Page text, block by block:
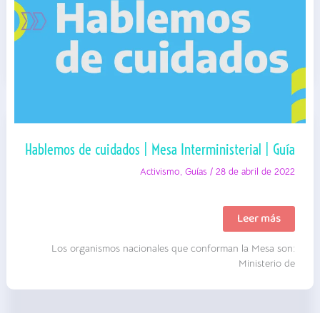
Hablemos de cuidados | Mesa Interministerial | Guía
Activismo,Guías /28 de abril de 2022
Hablemos
de
cuidados
|
Mesa
|
Leer más
Los organismos nacionales que conforman la Mesa son:
Ministerio de